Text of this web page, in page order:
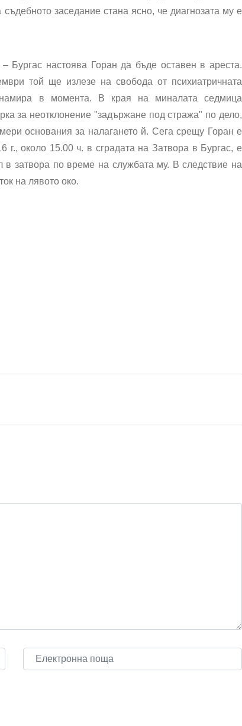
заседание стана ясно, че диагнозата му е
Бургас настоява Горан да бъде оставен в ареста.
той ще излезе на свобода от психиатричната
в момента. В края на миналата седмица
за неотклонение "задържане под стража" по дело,
основания за налагането й. Сега срещу Горан е
г., около 15.00 ч. в сградата на Затвора в Бургас, е
в затвора по време на службата му. В следствие на
на лявото око.